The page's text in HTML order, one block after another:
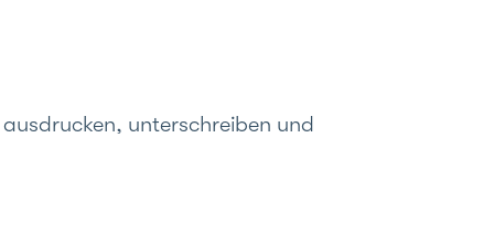
unterschreiben und